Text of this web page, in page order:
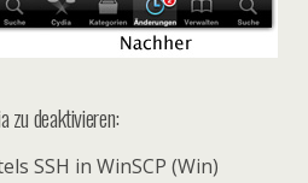
zu deaktivieren:
SSH in WinSCP (Win)